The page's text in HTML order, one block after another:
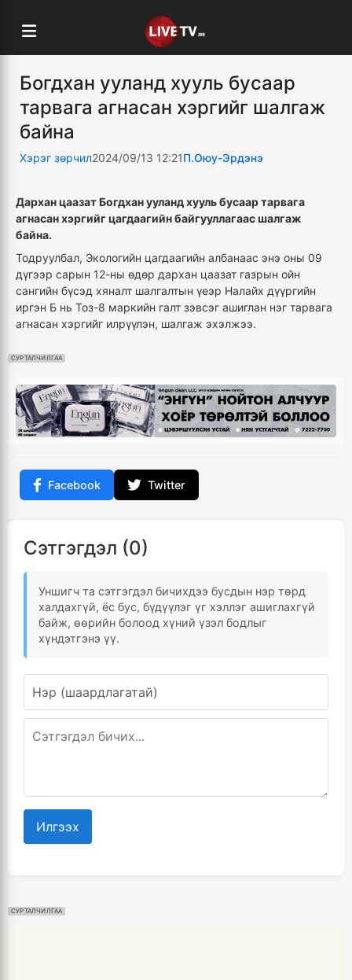
Богдхан ууланд хууль бусаар
тарвага агнасан хэргийг шалгаж
байна
Хэрэг зөрчил2024/09/13 12:21П.Оюу-Эрдэнэ
Дархан цаазат Богдхан ууланд хууль бусаар тарвага
агнасан хэргийг цагдаагийн байгууллагаас шалгаж
байна.
Тодруулбал, Экологийн цагдаагийн албанаас энэ оны 09
дүгээр сарын 12-ны өдөр дархан цаазат газрын ойн
сангийн бүсэд хяналт шалгалтын үеэр Налайх дүүргийн
иргэн Б нь Тоз-8 маркийн галт зэвсэг ашиглан нэг тарвага
агнасан хэргийг илрүүлэн, шалгаж эхэлжээ.
СУРТАЛЧИЛГАА
Facebook Twitter
Сэтгэгдэл (0)
Уншигч та сэтгэгдэл бичихдээ бусдын нэр төрд
халдахгүй, ёс бус, бүдүүлэг үг хэллэг ашиглахгүй
байж, өөрийн болоод хүний үзэл бодлыг
хүндэтгэнэ үү.
Илгээх
СУРТАЛЧИЛГАА